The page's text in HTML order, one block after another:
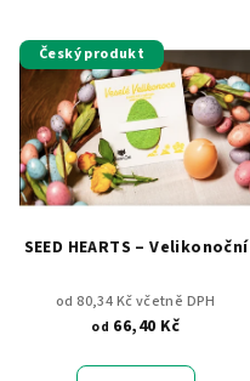
Český produkt
SEED HEARTS – Velikonoční
od 80,34 Kč včetně DPH
od 66,40 Kč